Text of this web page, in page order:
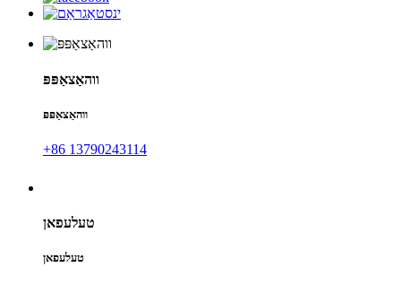
ווהאַצאַפּפּ
ווהאַצאַפּפּ
+86 13790243114
טעלעפאן
טעלעפאן